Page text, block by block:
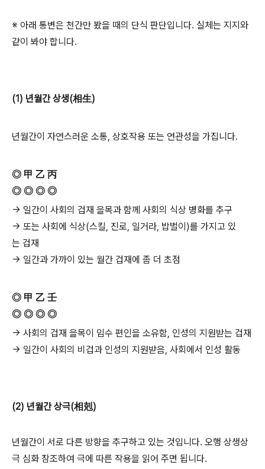
※ 아래 통변은 천간만 봤을 때의 단식 판단입니다. 실체는 지지와
같이 봐야 합니다.
(1) 년월간 상생(相生)
년월간이 자연스러운 소통, 상호작용 또는 연관성을 가집니다.
◎ 甲 乙 丙
◎ ◎ ◎ ◎
→ 일간이 사회의 겁재 을목과 함께 사회의 식상 병화를 추구
→ 또는 사회에 식상(스킬, 진로, 일거라, 밥벌이)를 가지고 있
는 겁재
→ 일간과 가까이 있는 월간 겁재에 좀 더 초점
◎ 甲 乙 壬
◎ ◎ ◎ ◎
→ 사회의 겁재 을목이 임수 편인을 소유함, 인성의 지원받는 겁재
→ 일간이 사회의 비겁과 인성의 지원받음, 사회에서 인성 활동
(2) 년월간 상극(相剋)
년월간이 서로 다른 방향을 추구하고 있는 것입니다. 오행 상생상
극 심화 참조하여 극에 따른 작용을 읽어 주면 됩니다.